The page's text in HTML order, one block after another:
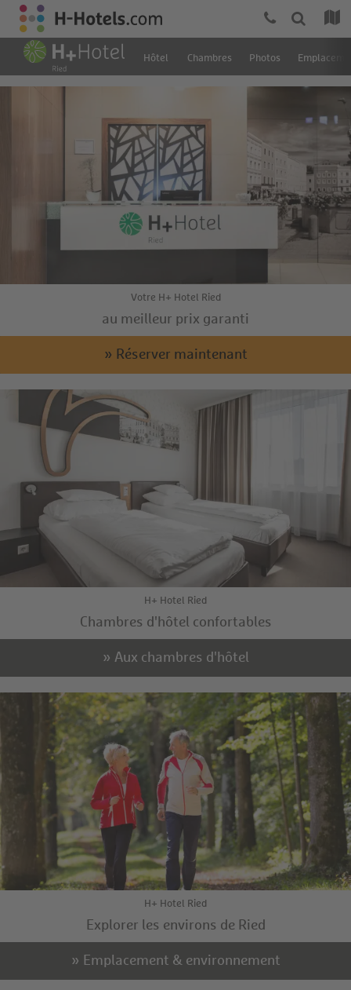
Hôtel Chambres Photos
Votre H+ Hotel Ried
au meilleur prix garanti
» Réserver maintenant
H+ Hotel Ried
Chambres d'hôtel confortables
» Aux chambres d'hôtel
H+ Hotel Ried
Explorer les environs de Ried
» Emplacement & environnement